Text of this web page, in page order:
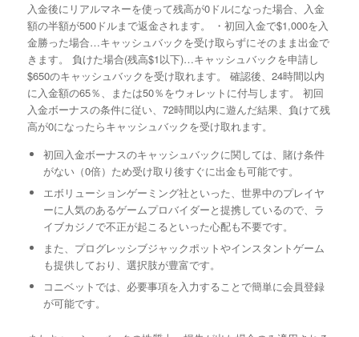
入金後にリアルマネーを使って残高が0ドルになった場合、入金
額の半額が500ドルまで返金されます。 ・初回入金で$1,000を入
金勝った場合…キャッシュバックを受け取らずにそのまま出金で
きます。 負けた場合(残高$1以下)…キャッシュバックを申請し
$650のキャッシュバックを受け取れます。 確認後、24時間以内
に入金額の65％、または50％をウォレットに付与します。 初回
入金ボーナスの条件に従い、72時間以内に遊んだ結果、負けて残
高が0になったらキャッシュバックを受け取れます。
初回入金ボーナスのキャッシュバックに関しては、賭け条件
がない（0倍）ため受け取り後すぐに出金も可能です。
エボリューションゲーミング社といった、世界中のプレイヤ
ーに人気のあるゲームプロバイダーと提携しているので、ラ
イブカジノで不正が起こるといった心配も不要です。
また、プログレッシブジャックポットやインスタントゲーム
も提供しており、選択肢が豊富です。
コニベットでは、必要事項を入力することで簡単に会員登録
が可能です。